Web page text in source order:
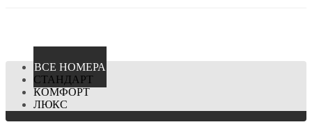
ВCЕ НОМЕРА
СТАНДАРТ
КОМФОРТ
ЛЮКС